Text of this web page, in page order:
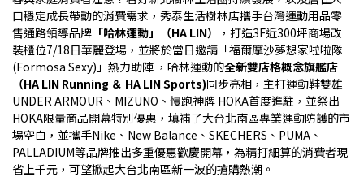
口穩定成長帶動的消費需求，秀泰生活樹林店攜手台灣運動用品零
售通路領導品牌 「哈林運動」（HA LIN）
，打造3F近300坪商場改
裝櫃位7/18日華麗登場，並將於當日邀請「福爾摩沙夢想家啦啦隊
(Formosa Sexy)」熱力助陣 ，哈林運動的全新雙店格概念旗艦店
（HA LIN Running ＆ HA LIN Sports)同步亮相，主打運動鞋雙雄
UNDER ARMOUR、MIZUNO、慢跑神牌 HOKA首度進駐，並祭出
HOKA限量商品開幕特別優惠，填補了大台北南區專業運動防護的市
場空白，並攜手Nike、New Balance、SKECHERS、PUMA、
PALLADIUM等品牌推出多重優惠歡慶開幕，為精打細算的消費者現
省上千元，可望掀起大台北南區新一波的搶購熱潮。